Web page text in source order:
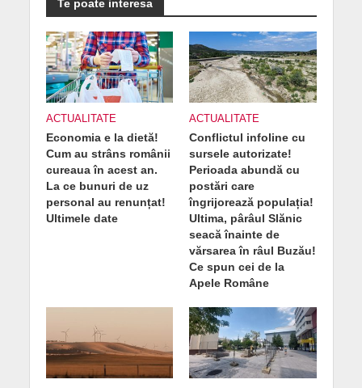
Te poate interesa
ACTUALITATE
Economia e la dietă!
Cum au strâns românii
cureaua în acest an.
La ce bunuri de uz
personal au renunțat!
Ultimele date
ACTUALITATE
Conflictul infoline cu
sursele autorizate!
Perioada abundă cu
postări care
îngrijorează populația!
Ultima, pârâul Slănic
seacă înainte de
vărsarea în râul Buzău!
Ce spun cei de la
Apele Române